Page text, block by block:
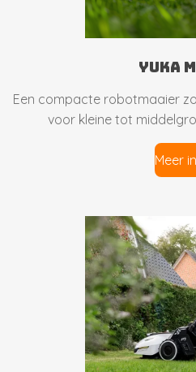
yuka
Een compacte robotmaaier
voor kleine tot
Meer